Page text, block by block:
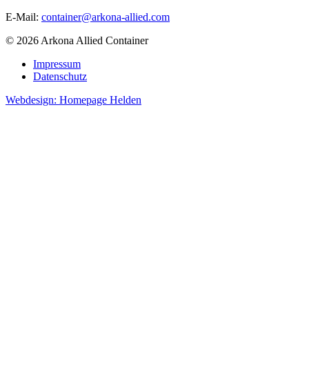
E-Mail: container@arkona-allied.com
© 2026 Arkona Allied Container
Impressum
Datenschutz
Webdesign: Homepage Helden